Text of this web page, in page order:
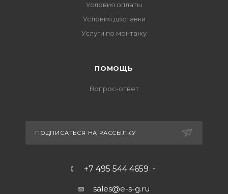
Условия оплаты
Условия доставки
Услуги по монтажу
ПОМОЩЬ
Вопрос-ответ
ПОДПИСАТЬСЯ НА РАССЫЛКУ
+7 495 544 4659
sales@e-s-g.ru